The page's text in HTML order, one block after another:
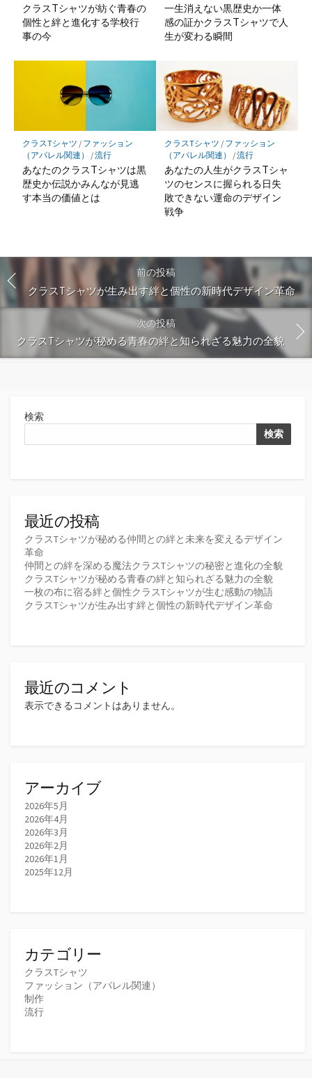
クラスTシャツが紡ぐ青春の
個性と絆と進化する学校行
事の今
一生消えない黒歴史か一体
感の証かクラスTシャツで人
生が変わる瞬間
クラスTシャツ / ファッション
（アパレル関連）
/流行
あなたのクラスTシャツは黒
歴史か伝説かみんなが見逃
す本当の価値とは
クラスTシャツ / ファッション
（アパレル関連）
/流行
あなたの人生がクラスTシャ
ツのセンスに握られる日失
敗できない運命のデザイン
戦争
前の投稿
クラスTシャツが生み出す絆と個性の新時代デザイン革命
次の投稿
クラスTシャツが秘める青春の絆と知られざる魅力の全貌
検索
検索
最近の投稿
クラスTシャツが秘める仲間との絆と未来を変えるデザイン
革命
仲間との絆を深める魔法クラスTシャツの秘密と進化の全貌
クラスTシャツが秘める青春の絆と知られざる魅力の全貌
一枚の布に宿る絆と個性クラスTシャツが生む感動の物語
クラスTシャツが生み出す絆と個性の新時代デザイン革命
最近のコメント
表示できるコメントはありません。
アーカイブ
2026年5月
2026年4月
2026年3月
2026年2月
2026年1月
2025年12月
カテゴリー
クラスTシャツ
ファッション（アパレル関連）
制作
流行